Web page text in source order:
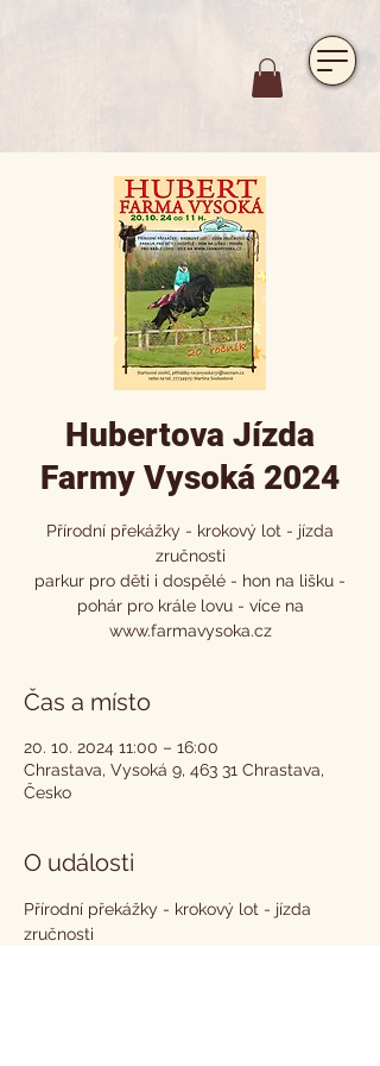
Hubertova Jízda
Farmy Vysoká 2024
Přírodní překážky - krokový lot - jízda
zručnosti
parkur pro děti i dospělé - hon na lišku -
pohár pro krále lovu - více na
www.farmavysoka.cz
Čas a místo
20. 10. 2024 11:00 – 16:00
Chrastava, Vysoká 9, 463 31 Chrastava,
Česko
O události
Přírodní překážky - krokový lot - jízda
zručnosti